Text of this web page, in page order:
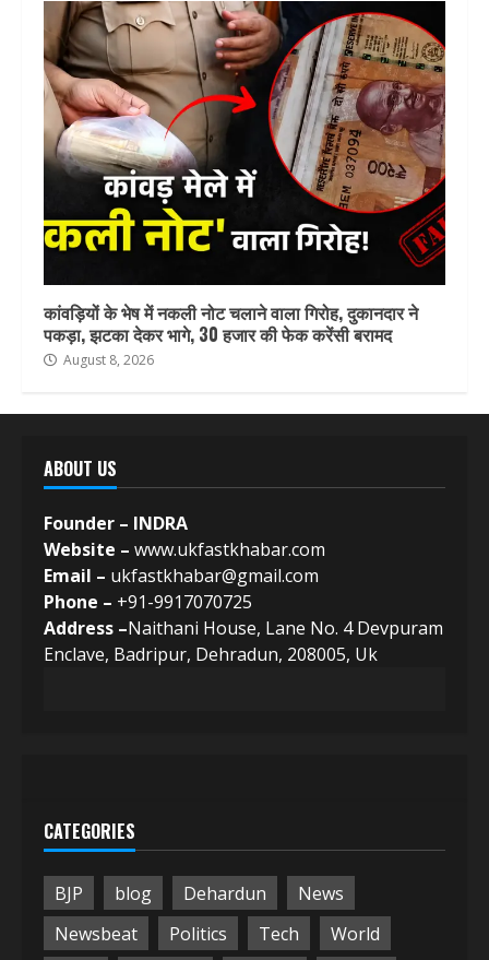
कांवड़ियों के भेष में नकली नोट चलाने वाला गिरोह, दुकानदार ने
पकड़ा, झटका देकर भागे, 30 हजार की फेक करेंसी बरामद
August 8, 2026
ABOUT US
Founder – INDRA
Website – www.ukfastkhabar.com
Email – ukfastkhabar@gmail.com
Phone – +91-9917070725
Address –Naithani House, Lane No. 4 Devpuram
Enclave, Badripur, Dehradun, 208005, Uk
CATEGORIES
BJP blog Dehardun
News
Newsbeat
Politics Tech
World